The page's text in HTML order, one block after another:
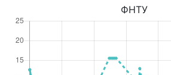
ФНТУ